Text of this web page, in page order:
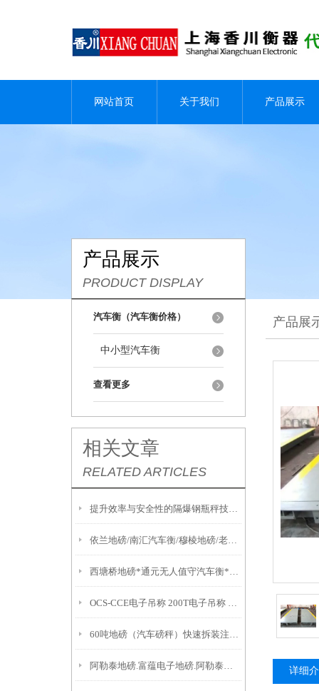
网站首页 关于我们 产品展示
产品展示
PRODUCT DISPLAY
汽车衡（汽车衡价格）
中小型汽车衡
查看更多
相关文章
RELATED ARTICLES
提升效率与安全性的隔爆钢瓶秤技术解析
依兰地磅/南汇汽车衡/穆棱地磅/老港汽车衡/东宁地磅维修
西塘桥地磅*通元无人值守汽车衡*新市防爆秤*太湖便携式地磅
OCS-CCE电子吊称 200T电子吊称 OCS-SZ-BC电子吊称
60吨地磅（汽车磅秤）快速拆装注意事项
阿勒泰地磅.富蕴电子地磅.阿勒泰隔爆磅秤.精河汽车磅价格因素
产品展
详细